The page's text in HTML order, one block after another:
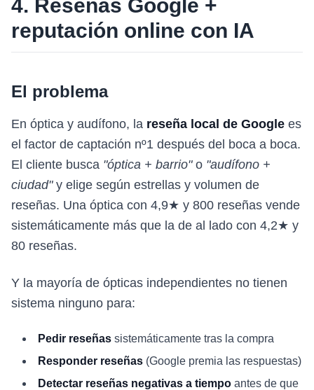
4. Reseñas Google +
reputación online con IA
El problema
En óptica y audífono, la reseña local de Google es
el factor de captación nº1 después del boca a boca.
El cliente busca "óptica + barrio"o "audífono +
ciudad"y elige según estrellas y volumen de
reseñas. Una óptica con 4,9★ y 800 reseñas vende
sistemáticamente más que la de al lado con 4,2★ y
80 reseñas.
Y la mayoría de ópticas independientes no tienen
sistema ninguno para:
Pedir reseñas sistemáticamente tras la compra
Responder reseñas (Google premia las respuestas)
Detectar reseñas negativas a tiempo antes de que